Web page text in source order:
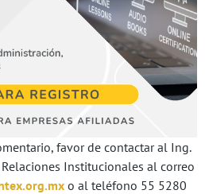
favor de contactar al Ing.
Relaciones Institucionales al correo
o al teléfono 55 5280